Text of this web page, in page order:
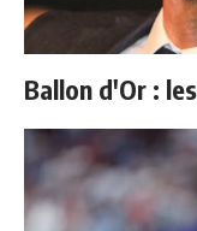
Ballon d'Or :